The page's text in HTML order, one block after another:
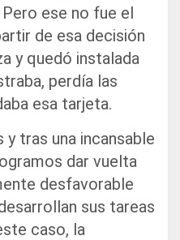
ese no fue el
de esa decisión
y quedó instalada
perdía las
esa tarjeta.
y tras una incansable
dar vuelta
desfavorable
sus tareas
caso, la